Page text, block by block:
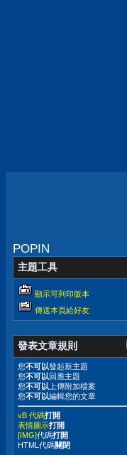
POPIN
主題工具
顯示可列印版本
傳送本頁給好友
發表文章規則
您不可以發起新主題
您不可以回應主題
您不可以 上傳附加檔案
您不可以編輯您的文章
vB 代碼打開
表情圖示打開
[IMG]代碼打開
HTML代碼關閉